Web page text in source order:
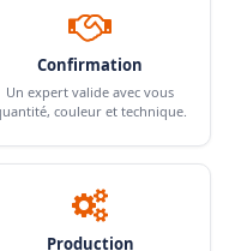
Confirmation
Un expert valide avec vous
couleur et technique.
Production